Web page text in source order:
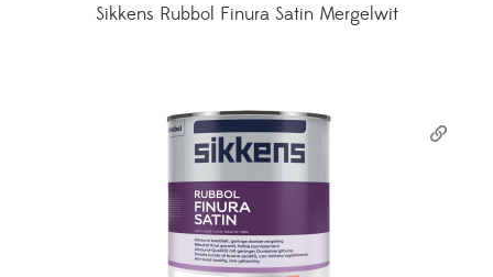
Sikkens Rubbol Finura Satin Mergelwit